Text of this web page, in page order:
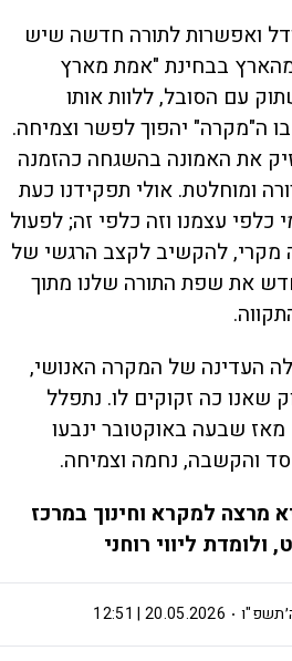
ואפשרות לתורה חדשה שיש
מהארץ בבחינת "אמת מארץ
עם הסובל, ללוות אותו
ה"מקרה" יהפוך לפשר וצמיחה.
את האמונה בהשגחה כהזמנה
ומוחלטת. אולי תפקידנו כעת
כלפי עצמנו וזה כלפי זה; לפעול
מקרי, להקשיב לקצב הרגשי של
את שפת התורה שלנו מתוך
העדינה של המקרה האנושי,
שאנו כה זקוקים לו. נתפלל
שבעה באוקטובר ינבעו
והקשבה, נחמה וצמיחה.
מרצה למקרא וחינוך במרכז
ולומדת ליווי רוחני
20.05.2026 | 12:51